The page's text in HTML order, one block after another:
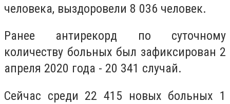
человека, выздоровели 8 036 человек.
Ранее антирекорд по суточному
количеству больных был зафиксирован 2
апреля 2020 года - 20 341 случай.
Сейчас среди 22 415 новых больных 1